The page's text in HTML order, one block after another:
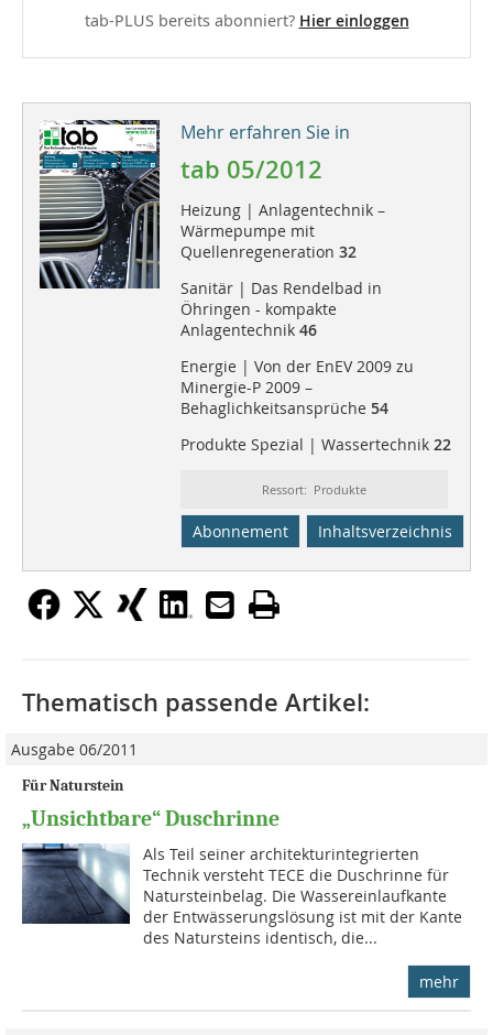
tab-PLUS bereits abonniert? Hier einloggen
Mehr erfahren Sie in
tab 05/2012
Heizung | Anlagentechnik –
Wärmepumpe mit
Quellenregeneration 32
Sanitär | Das Rendelbad in
Öhringen - kompakte
Anlagentechnik 46
Energie | Von der EnEV 2009 zu
Minergie-P 2009 –
Behaglichkeitsansprüche 54
Produkte Spezial | Wassertechnik 22
Ressort: Produkte
Abonnement Inhaltsverzeichnis
Thematisch passende Artikel:
Ausgabe 06/2011
Für Naturstein
„Unsichtbare“ Duschrinne
Als Teil seiner architekturintegrierten
Technik versteht TECE die Duschrinne für
Natursteinbelag. Die Wassereinlaufkante
der Entwässerungslösung ist mit der Kante
des Natursteins identisch, die...
mehr